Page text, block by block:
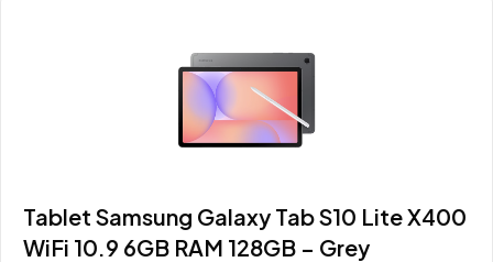
Tablet Samsung Galaxy Tab S10 Lite X400
WiFi 10.9 6GB RAM 128GB – Grey